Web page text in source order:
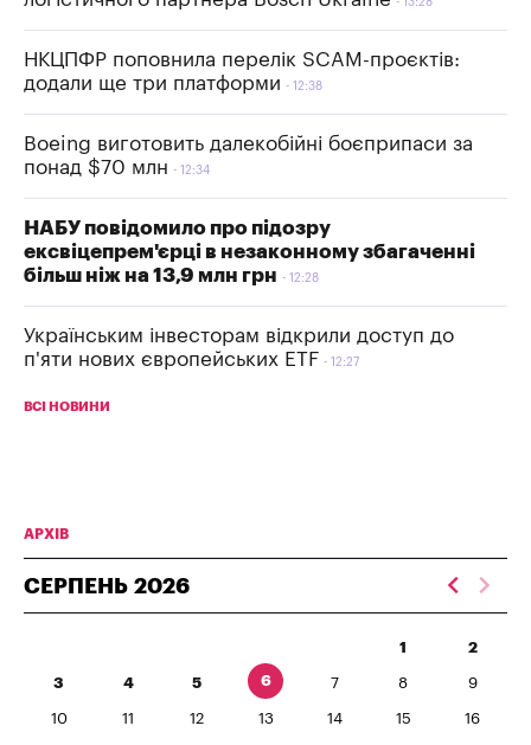
13:28
НКЦПФР поповнила перелік SCAM-проєктів:
додали ще три платформи
12:38
Boeing виготовить далекобійні боєприпаси за
понад $70 млн
12:34
НАБУ повідомило про підозру
ексвіцепрем'єрці в незаконному збагаченні
більш ніж на 13,9 млн грн
12:28
Українським інвесторам відкрили доступ до
п'яти нових європейських ETF
12:27
ВСІ НОВИНИ
АРХІВ
СЕРПЕНЬ 2026
1 2
3 4 5 6 7 8 9
10 11 12 13 14 15 16